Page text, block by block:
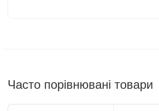
Часто порівнювані товари